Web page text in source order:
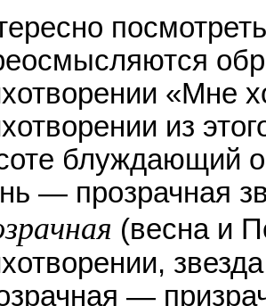
«Мне
из
блуждающий
— прозрачная
(весна и
—